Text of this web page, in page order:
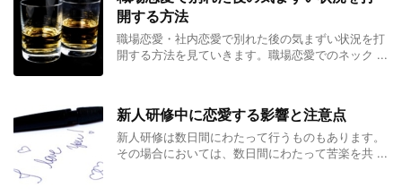
開する方法
職場恋愛・社内恋愛で別れた後の気まずい状況を打
開する方法を見ていきます。職場恋愛でのネック ...
新人研修中に恋愛する影響と注意点
新人研修は数日間にわたって行うものもあります。
その場合においては、数日間にわたって苦楽を共 ...